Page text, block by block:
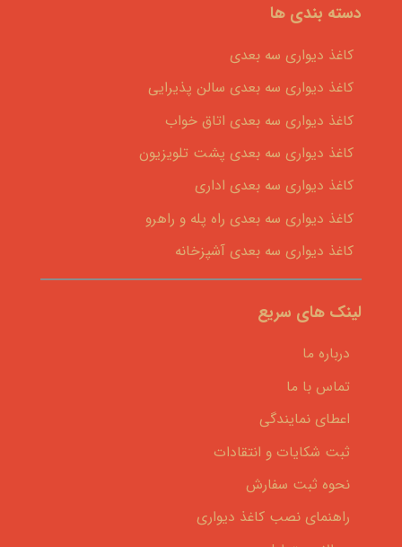
دسته بندی ها
کاغذ دیواری سه بعدی
کاغذ دیواری سه بعدی سالن پذیرایی
کاغذ دیواری سه بعدی اتاق خواب
کاغذ دیواری سه بعدی پشت تلویزیون
کاغذ دیواری سه بعدی اداری
کاغذ دیواری سه بعدی راه پله و راهرو
کاغذ دیواری سه بعدی آشپزخانه
لینک های سریع
درباره ما
تماس با ما
اعطای نمایندگی
ثبت شکایات و انتقادات
نحوه ثبت سفارش
راهنمای نصب کاغذ دیواری